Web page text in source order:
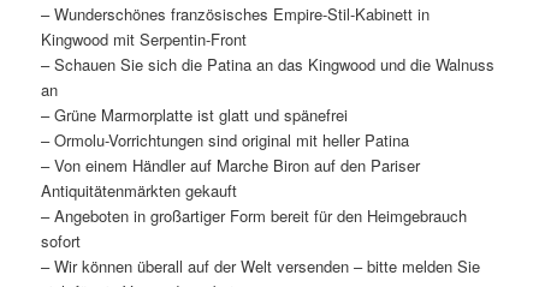
– Wunderschönes französisches Empire-Stil-Kabinett in
Kingwood mit Serpentin-Front
– Schauen Sie sich die Patina an das Kingwood und die Walnuss
an
– Grüne Marmorplatte ist glatt und spänefrei
– Ormolu-Vorrichtungen sind original mit heller Patina
– Von einem Händler auf Marche Biron auf den Pariser
Antiquitätenmärkten gekauft
– Angeboten in großartiger Form bereit für den Heimgebrauch
sofort
– Wir können überall auf der Welt versenden – bitte melden Sie